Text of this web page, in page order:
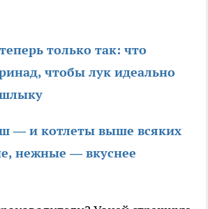
только так: что
чтобы лук идеально
— и котлеты выше всяких
нежные — вкуснее